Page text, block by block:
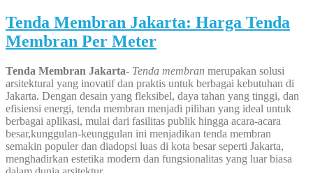
Tenda Membran Jakarta: Harga Tenda
Membran Per Meter
Tenda Membran Jakarta- Tenda membran merupakan solusi
arsitektural yang inovatif dan praktis untuk berbagai kebutuhan di
Jakarta. Dengan desain yang fleksibel, daya tahan yang tinggi, dan
efisiensi energi, tenda membran menjadi pilihan yang ideal untuk
berbagai aplikasi, mulai dari fasilitas publik hingga acara-acara
besar,kunggulan-keunggulan ini menjadikan tenda membran
semakin populer dan diadopsi luas di kota besar seperti Jakarta,
menghadirkan estetika modern dan fungsionalitas yang luar biasa